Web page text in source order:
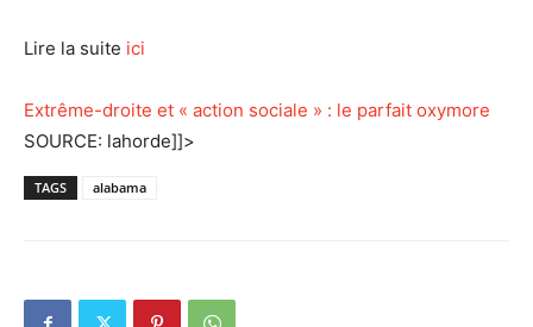
Lire la suite ici
Extrême-droite et « action sociale » : le parfait oxymore
SOURCE: lahorde]]>
TAGS alabama